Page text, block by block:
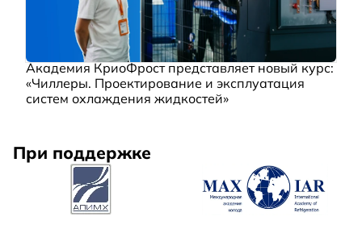
Академия КриоФрост представляет новый курс:
«Чиллеры. Проектирование и эксплуатация
систем охлаждения жидкостей»
При поддержке